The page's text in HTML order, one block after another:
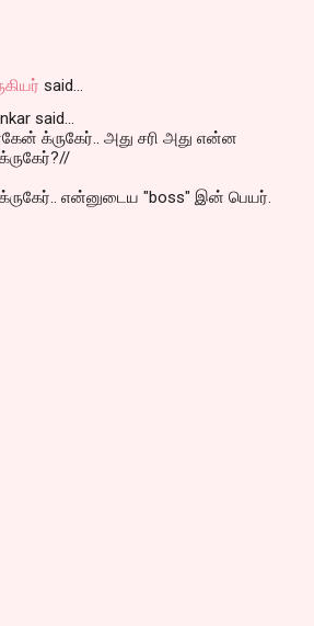
said…
said...
க்ருகேர்.. அது சரி அது என்ன
என்னுடைய "boss" இன் பெயர்.